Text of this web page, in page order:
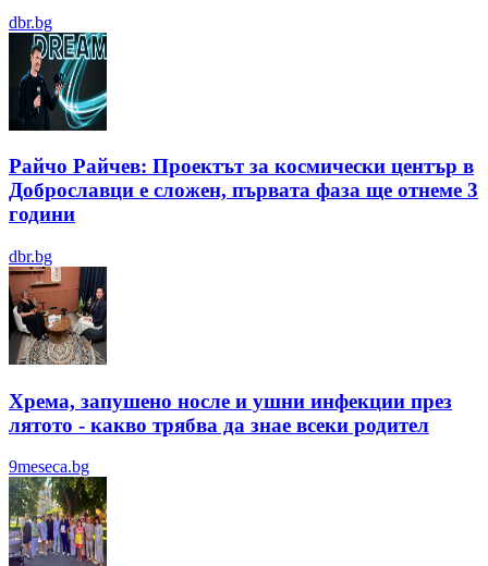
dbr.bg
Райчо Райчев: Проектът за космически център в
Доброславци е сложен, първата фаза ще отнеме 3
години
dbr.bg
Хрема, запушено носле и ушни инфекции през
лятотo - какво трябва да знае всеки родител
9meseca.bg